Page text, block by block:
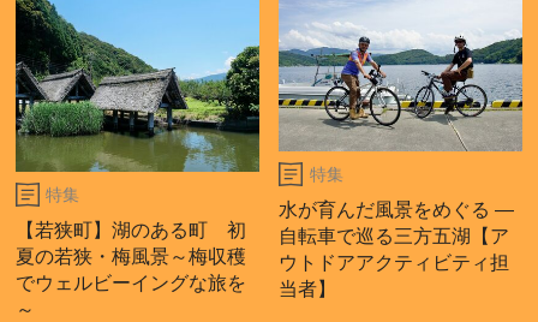
特集
【若狭町】湖のある町 初
夏の若狭・梅風景～梅収穫
でウェルビーイングな旅を
～
特集
水が育んだ風景をめぐる ―
自転車で巡る三方五湖【ア
ウトドアアクティビティ担
当者】